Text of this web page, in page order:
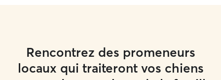
Rencontrez des promeneurs
locaux qui traiteront vos chiens